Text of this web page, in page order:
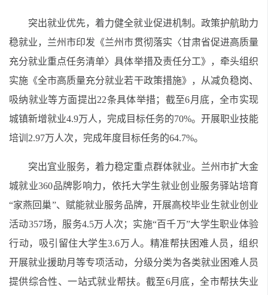
突出就业优先，着力健全就业促进机制。政策护航助力
稳就业，兰州市印发《兰州市贯彻落实〈甘肃省促进高质量
充分就业重点任务清单〉具体举措及责任分工》，牵头组织
实施《全市高质量充分就业若干政策措施》，从减负稳岗、
吸纳就业等方面提出22条具体举措；截至6月底，全市实现
城镇新增就业4.9万人，完成目标任务的70%。开展职业技能
培训2.97万人次，完成年度目标任务的64.7%。
突出宜业服务，着力稳定重点群体就业。兰州市扩大金
城就业360品牌影响力，依托大学生就业创业服务驿站培育
“家燕回巢”、赋能就业服务品牌，开展高校毕业生就业创业
活动357场，服务4.5万人次；实施“百千万”大学生职业体验
行动，吸引留住大学生3.6万人。精准帮扶困难人员，组织
开展就业援助月等专项活动，分级分类为各类就业困难人员
提供综合性、一站式就业帮扶。截至6月底，全市帮扶失业